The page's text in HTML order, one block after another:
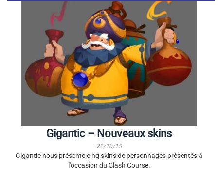
Gigantic – Nouveaux skins
22/10/15
Gigantic nous présente cinq skins de personnages présentés à
l'occasion du Clash Course.